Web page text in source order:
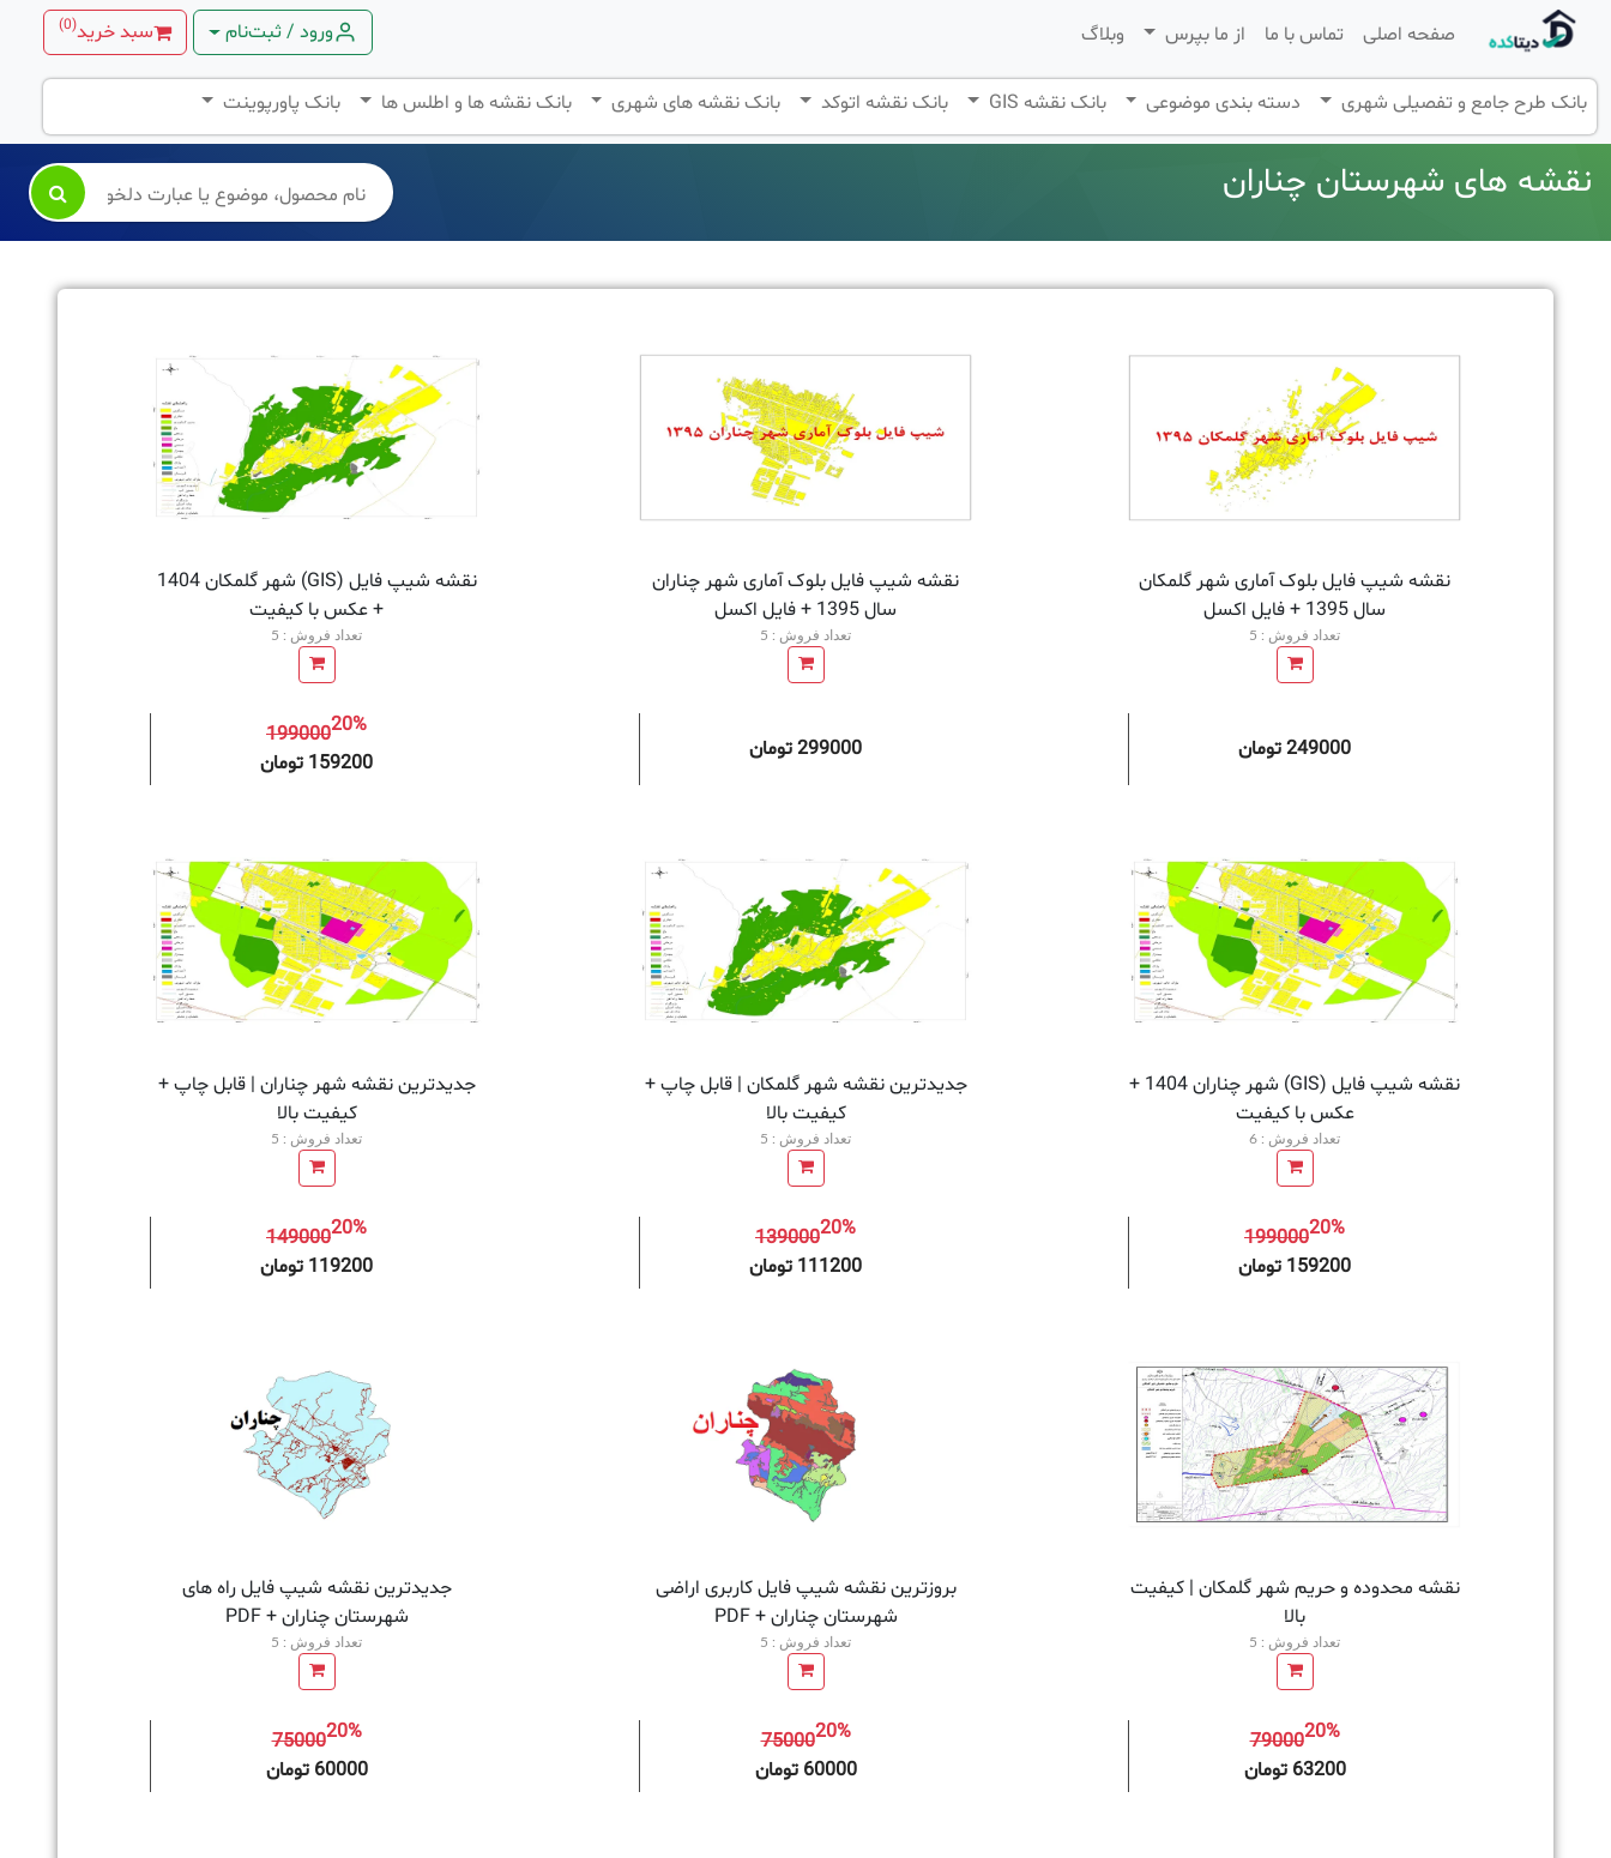
صفحه اصلی تماس با ما از ما بپرس وبلاگ ورود / ثبت‌نام سبد خرید(
0
)
بانک طرح جامع و تفصیلی شهری دسته بندی موضوعی بانک نقشه GIS بانک نقشه اتوکد بانک نقشه های شهری بانک نقشه ها و اطلس ها بانک پاورپوینت
نقشه های شهرستان چناران 
نقشه شیپ فایل بلوک آماری شهر گلمکان
سال 1395 + فايل اكسل
تعداد فروش : 5
249000 تومان
نقشه شیپ فایل بلوک آماری شهر چناران
سال 1395 + فايل اكسل
تعداد فروش : 5
299000 تومان
نقشه شیپ فایل (GIS) شهر گلمکان 1404
+ عکس با کیفیت
تعداد فروش : 5
19900020%
159200 تومان
نقشه شیپ فایل (GIS) شهر چناران 1404 +
عکس با کیفیت
تعداد فروش : 6
19900020%
159200 تومان
جدیدترین نقشه شهر گلمکان | قابل چاپ +
کیفیت بالا
تعداد فروش : 5
13900020%
111200 تومان
جدیدترین نقشه شهر چناران | قابل چاپ +
کیفیت بالا
تعداد فروش : 5
14900020%
119200 تومان
نقشه محدوده و حریم شهر گلمکان | کیفیت
بالا
تعداد فروش : 5
7900020%
63200 تومان
بروزترین نقشه شیپ فایل کاربری اراضی
شهرستان چناران + PDF
تعداد فروش : 5
7500020%
60000 تومان
جدیدترین نقشه شیپ فایل راه های
شهرستان چناران + PDF
تعداد فروش : 5
7500020%
60000 تومان